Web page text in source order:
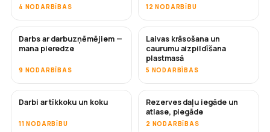
4 NODARBĪBAS 12 NODARBĪBU
DRĪZUMĀ
Darbs ar darbuzņēmējiem —
mana pieredze
9 NODARBĪBAS
DRĪZUMĀ
Laivas krāsošana un
caurumu aizpildīšana
plastmasā
5 NODARBĪBAS
Darbi ar tīkkoku un koku
11 NODARBĪBU
DRĪZUMĀ
Rezerves daļu iegāde un
atlase, piegāde
2 NODARBĪBAS